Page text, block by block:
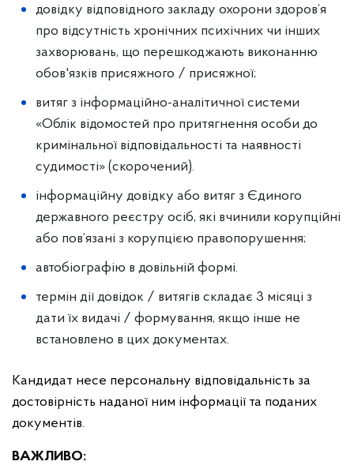
довідку відповідного закладу охорони здоров’я
про відсутність хронічних психічних чи інших
захворювань, що перешкоджають виконанню
обов'язків присяжного / присяжної;
витяг з інформаційно-аналітичної системи
«Облік відомостей про притягнення особи до
кримінальної відповідальності та наявності
судимості» (скорочений).
інформаційну довідку або витяг з Єдиного
державного реєстру осіб, які вчинили корупційні
або пов’язані з корупцією правопорушення;
автобіографію в довільній формі.
термін дії довідок / витягів складає 3 місяці з
дати їх видачі / формування, якщо інше не
встановлено в цих документах.
Кандидат несе персональну відповідальність за
достовірність наданої ним інформації та поданих
документів.
ВАЖЛИВО: